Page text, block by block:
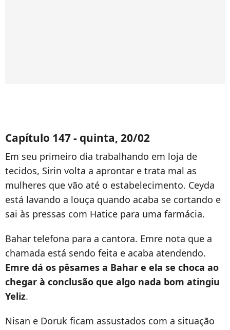
Capítulo 147 - quinta, 20/02
Em seu primeiro dia trabalhando em loja de
tecidos, Sirin volta a aprontar e trata mal as
mulheres que vão até o estabelecimento. Ceyda
está lavando a louça quando acaba se cortando e
sai às pressas com Hatice para uma farmácia.
Bahar telefona para a cantora. Emre nota que a
chamada está sendo feita e acaba atendendo.
Emre dá os pêsames a Bahar e ela se choca ao
chegar à conclusão que algo nada bom atingiu
Yeliz.
Nisan e Doruk ficam assustados com a situação